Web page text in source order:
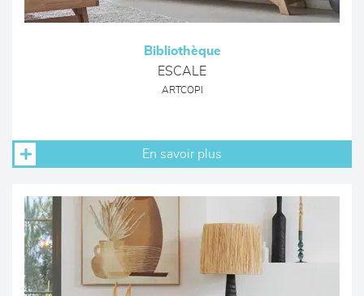
Bibliothèque
ESCALE
ARTCOPI
En savoir plus